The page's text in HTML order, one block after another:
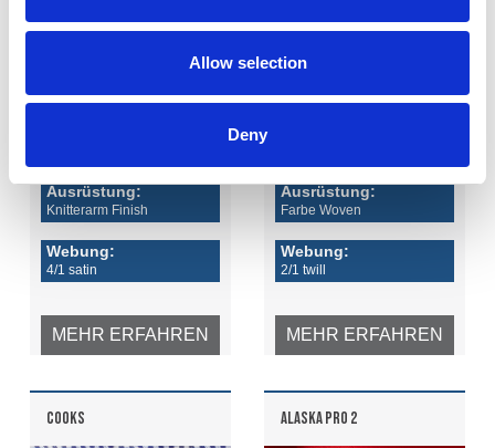
Allow selection
Deny
Cotton - 50%
Ausrüstung:
Knitterarm Finish
Webung:
4/1 satin
MEHR ERFAHREN
Polyester - 65%
Ausrüstung:
Farbe Woven
Webung:
2/1 twill
MEHR ERFAHREN
COOKS ALASKA PRO 2